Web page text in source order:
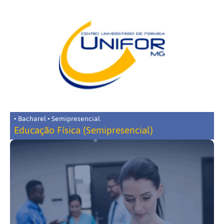
• Bacharel • Semipresencial
Educação Física (Semipresencial)